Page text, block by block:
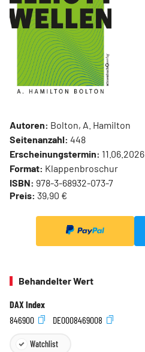
Autoren: Bolton, A. Hamilton
Seitenanzahl: 448
Erscheinungstermin: 11.06.2026
Format: Klappenbroschur
ISBN: 978-3-68932-073-7
Preis: 39,90 €
Behandelter Wert
DAX Index
846900
DE0008469008
Watchlist